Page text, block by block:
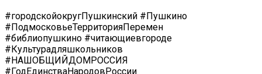
#городскойокругПушкинский #Пушкино
#ПодмосковьеТерриторияПеремен
#библиопушкино #читающиевгороде
#Культурадляшкольников
#НАШОБЩИЙДОМРОССИЯ
#ГодЕдинстваНародовРоссии